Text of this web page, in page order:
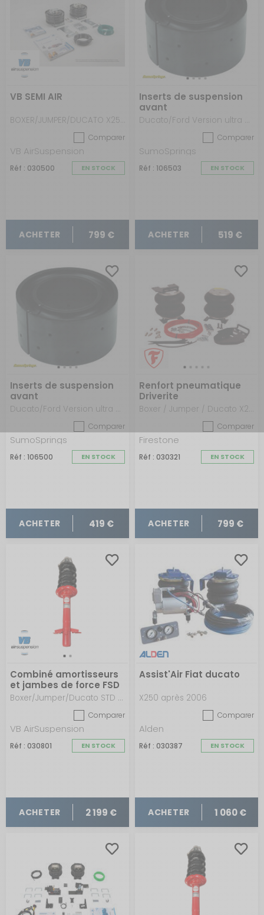
VB SEMI AIR
Comparer
VB AirSuspension
Réf : 030500 EN STOCK
ACHETER 799 €
Inserts de suspension
avant
Comparer
SumoSprings
Réf : 106503 EN STOCK
ACHETER 519 €
Inserts de suspension
avant
Comparer
SumoSprings
Réf : 106500 EN STOCK
ACHETER 419 €
Renfort pneumatique
Driverite
Comparer
Firestone
Réf : 030321 EN STOCK
ACHETER 799 €
Combiné amortisseurs
et jambes de force FSD
Boxer/Jumper/Ducato STD ou Alko X250-X290 après 2006 - Version Confort
Comparer
VB AirSuspension
Réf : 030801 EN STOCK
ACHETER 2 199 €
Assist'Air Fiat ducato
X250 après 2006
Comparer
Alden
Réf : 030387 EN STOCK
ACHETER 1 060 €